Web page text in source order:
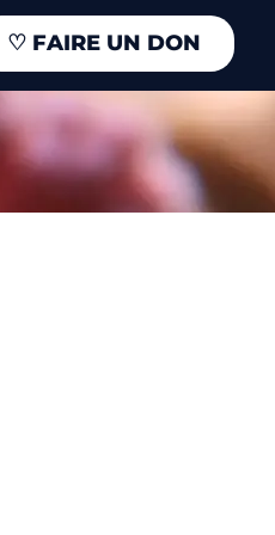
♡ FAIRE UN DON